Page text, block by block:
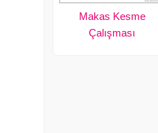
Makas Kesme
Çalışması